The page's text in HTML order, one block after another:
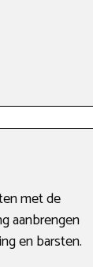
met de
aanbrengen
en barsten.